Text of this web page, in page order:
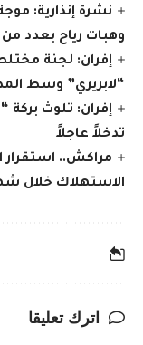
نشرة إنذارية:
وهبات رياح بعدد
إفران: لجنة
“لابريري” وسط
إفران: تلوث بركة
تدخلاً عاجلاً
مراكش.. استقرار
الاستهلاك خلال
اترك تعليقا